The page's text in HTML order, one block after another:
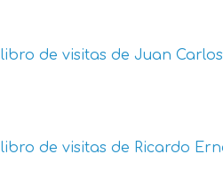
libro de visitas de Juan
libro de visitas de Ricardo